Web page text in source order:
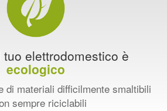
tuo elettrodomestico è
ecologico
di materiali difficilmente smaltibili
sempre riciclabili